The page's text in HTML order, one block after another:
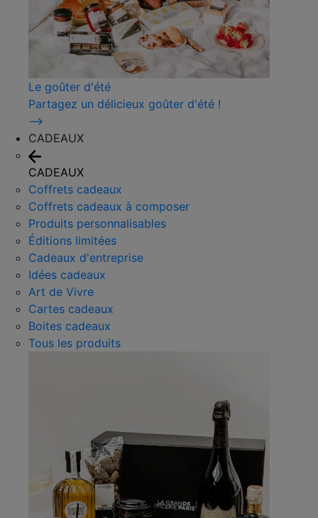
Le goûter d'été
Partagez un délicieux goûter d'été !
⟶
CADEAUX
CADEAUX
Coffrets cadeaux
Coffrets cadeaux à composer
Produits personnalisables
Éditions limitées
Cadeaux d'entreprise
Idées cadeaux
Art de Vivre
Cartes cadeaux
Boites cadeaux
Tous les produits